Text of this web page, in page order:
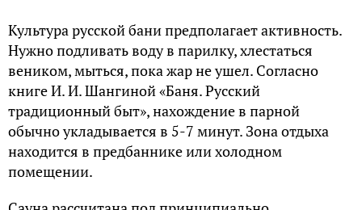
Культура русской бани предполагает активность.
Нужно подливать воду в парилку, хлестаться
веником, мыться, пока жар не ушел. Согласно
книге И. И. Шангиной «Баня. Русский
традиционный быт», нахождение в парной
обычно укладывается в 5-7 минут. Зона отдыха
находится в предбаннике или холодном
помещении.